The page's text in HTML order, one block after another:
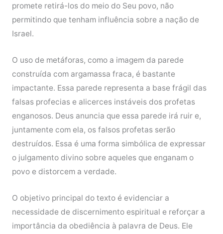
promete retirá-los do meio do Seu povo, não
permitindo que tenham influência sobre a nação de
Israel.
O uso de metáforas, como a imagem da parede
construída com argamassa fraca, é bastante
impactante. Essa parede representa a base frágil das
falsas profecias e alicerces instáveis dos profetas
enganosos. Deus anuncia que essa parede irá ruir e,
juntamente com ela, os falsos profetas serão
destruídos. Essa é uma forma simbólica de expressar
o julgamento divino sobre aqueles que enganam o
povo e distorcem a verdade.
O objetivo principal do texto é evidenciar a
necessidade de discernimento espiritual e reforçar a
importância da obediência à palavra de Deus. Ele